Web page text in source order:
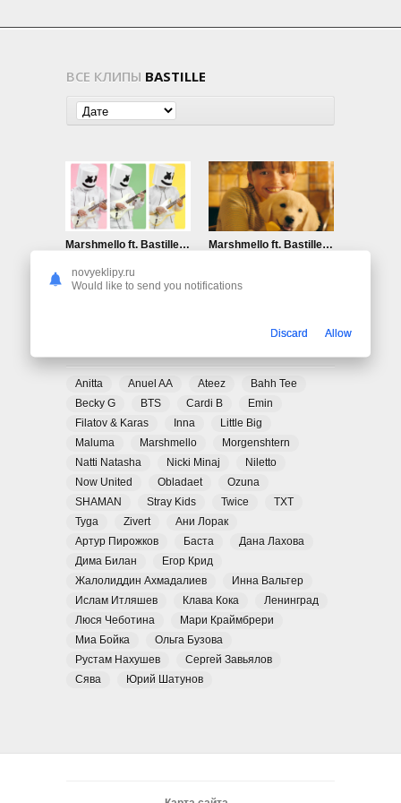
ВСЕ КЛИПЫ BASTILLE
Marshmello ft. Bastille — Happier (Alternate Video)
Marshmello ft. Bastille — Happier
Anitta Anuel AA Ateez
Bahh Tee
Becky G
BTS Cardi B
Emin
Filatov & Karas
Inna
Little Big
Maluma
Marshmello
Morgenshtern
Natti Natasha
Nicki Minaj
Niletto
Now United
Obladaet
Ozuna
SHAMAN
Stray Kids Twice
TXT
Tyga
Zivert
Ани Лорак
Артур Пирожков
Баста
Дана Лахова
Дима Билан
Егор Крид
Жалолиддин Ахмадалиев
Инна Вальтер
Ислам Итляшев
Клава Кока
Ленинград
Люся Чеботина
Мари Краймбрери
Миа Бойка
Ольга Бузова
Рустам Нахушев
Сергей Завьялов
Сява
Юрий Шатунов
novyeklipy.ru
Would like to send you notifications
Discard Allow